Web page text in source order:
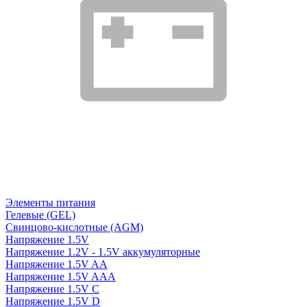
Элементы питания
Гелевые (GEL)
Свинцово-кислотные (AGM)
Напряжение 1.5V
Напряжение 1.2V - 1.5V аккумуляторные
Напряжение 1.5V AA
Напряжение 1.5V AAA
Напряжение 1.5V C
Напряжение 1.5V D